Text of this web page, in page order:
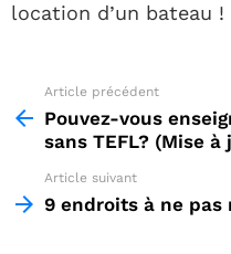
location d’un bateau !
more
Article précédent
Pouvez-vous
sans TEFL? (Mise à
Article suivant
9 endroits à ne pas